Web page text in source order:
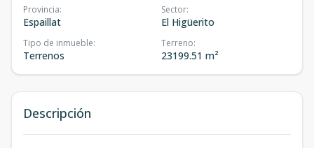
Provincia:
Espaillat
Sector:
El Higüerito
Tipo de inmueble:
Terrenos
Terreno:
23199.51 m²
Descripción